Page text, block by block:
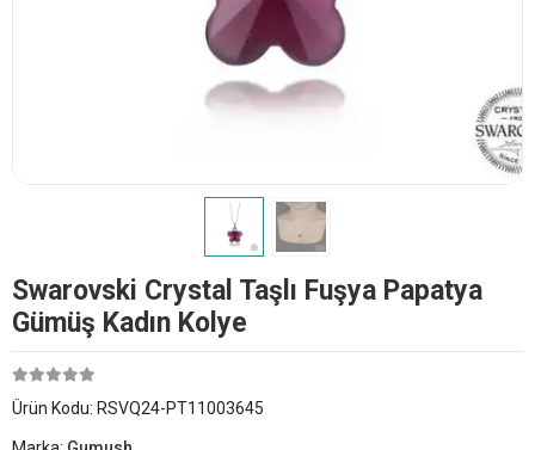
Swarovski Crystal Taşlı Fuşya Papatya
Gümüş Kadın Kolye
Ürün Kodu: RSVQ24-PT11003645